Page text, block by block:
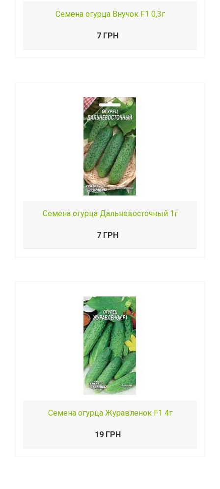
Семена огурца Внучок F1 0,3г
7 ГРН
Семена огурца Дальневосточный 1г
7 ГРН
Семена огурца Журавленок F1 4г
19 ГРН